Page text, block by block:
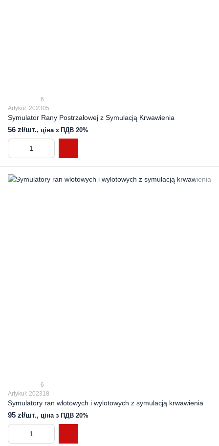
6
Artykuł: 202305
Symulator Rany Postrzałowej z Symulacją Krwawienia
56 zł/шт., ціна з ПДВ 20%
6
Artykuł: 202318
Symulatory ran wlotowych i wylotowych z symulacją krwawienia
95 zł/шт., ціна з ПДВ 20%